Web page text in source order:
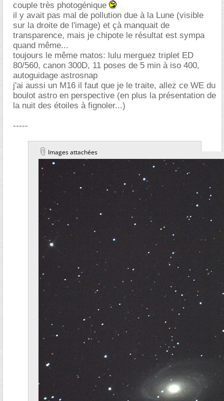
couple très photogénique
il y avait pas mal de pollution due à la Lune (visible
sur la droite de l'image) et çà manquait de
transparence, mais je chipote le résultat est sympa
quand même...
toujours le même matos: lulu merguez triplet ED
80/560, canon 300D, 11 poses de 5 min à iso 400,
autoguidage astrosnap
j'ai aussi un M16 il faut que je le traite, allez ce WE du
boulot astro en perspective (en plus la présentation de
la nuit des étoiles à fignoler...)
-----
Images attachées